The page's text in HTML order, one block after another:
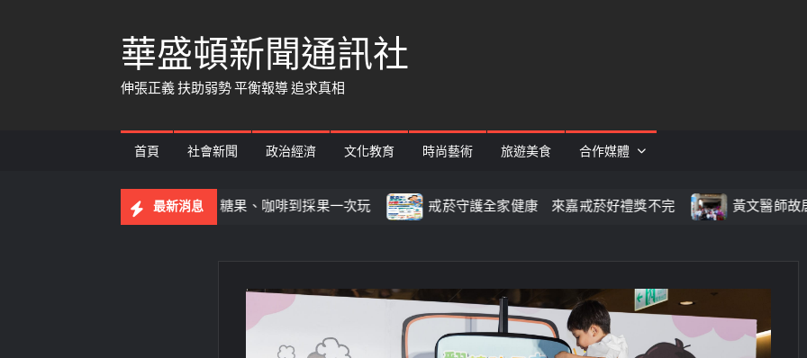
華盛頓新聞通訊社
伸張正義 扶助弱勢 平衡報導 追求真相
首頁 社會新聞 政治經濟 文化教育 時尚藝術 旅遊美食 合作媒體
最新消息
親子遊嘉義水上 太空、糖果、咖啡到採果一次玩 戒菸守護全家健康 來嘉戒菸好禮獎不完 黃文醫師故居重啟變